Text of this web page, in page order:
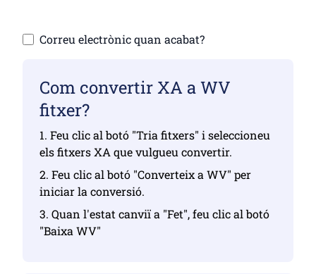
Correu electrònic quan acabat?
Com convertir XA a WV
fitxer?
1. Feu clic al botó "Tria fitxers" i seleccioneu
els fitxers XA que vulgueu convertir.
2. Feu clic al botó "Converteix a WV" per
iniciar la conversió.
3. Quan l'estat canviï a "Fet", feu clic al botó
"Baixa WV"